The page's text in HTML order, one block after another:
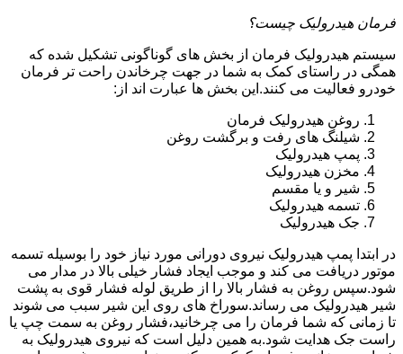
فرمان هیدرولیک چیست؟
سیستم هیدرولیک فرمان از بخش های گوناگونی تشکیل شده که
همگی در راستای کمک به شما در جهت چرخاندن راحت تر فرمان
خودرو فعالیت می کنند.این بخش ها عبارت اند از:
روغن هیدرولیک فرمان
شیلنگ های رفت و برگشت روغن
پمپ هیدرولیک
مخزن هیدرولیک
شیر و یا مقسم
تسمه هیدرولیک
جک هیدرولیک
در ابتدا پمپ هیدرولیک نیروی دورانی مورد نیاز خود را بوسیله تسمه
موتور دریافت می کند و موجب ایجاد فشار خیلی بالا در مدار می
شود.سپس روغن به فشار بالا را از طریق لوله فشار قوی به پشت
شیر هیدرولیک می رساند.سوراخ های روی این شیر سبب می شوند
تا زمانی که شما فرمان را می چرخانید،فشار روغن به سمت چپ یا
راست جک هدایت شود.به همین دلیل است که نیروی هیدرولیک به